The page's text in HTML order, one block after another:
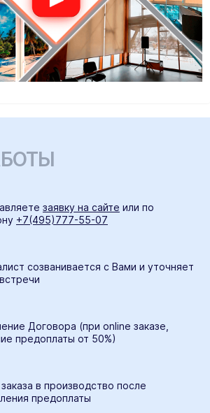
заявку на сайте или по
+7(495)777-55-07
созванивается с Вами и уточняет
Договора (при online заказе,
предоплаты от 50%)
в производство после
предоплаты